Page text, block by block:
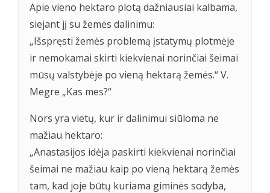
Apie vieno hektaro plotą dažniausiai kalbama,
siejant jį su žemės dalinimu:
„Išspręsti žemės problemą įstatymų plotmėje
ir nemokamai skirti kiekvienai norinčiai šeimai
mūsų valstybėje po vieną hektarą žemės.“ V.
Megre „Kas mes?“
Nors yra vietų, kur ir dalinimui siūloma ne
mažiau hektaro:
„Anastasijos idėja paskirti kiekvienai norinčiai
šeimai ne mažiau kaip po vieną hektarą žemės
tam, kad joje būtų kuriama giminės sodyba,